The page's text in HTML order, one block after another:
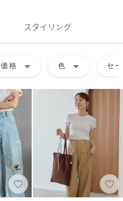
スタイリング
価格 arrow_drop_down 色 arrow_drop_down セ